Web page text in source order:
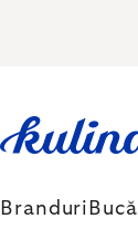
Branduri